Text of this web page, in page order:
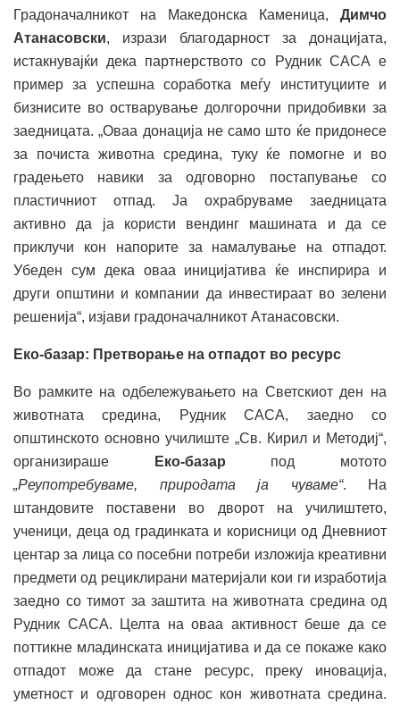
Градоначалникот на Македонска Каменица, Димчо
Атанасовски, изрази благодарност за донацијата,
истакнувајќи дека партнерството со Рудник САСА е
пример за успешна соработка меѓу институциите и
бизнисите во остварување долгорочни придобивки за
заедницата. „Оваа донација не само што ќе придонесе
за почиста животна средина, туку ќе помогне и во
градењето навики за одговорно постапување со
пластичниот отпад. Ја охрабруваме заедницата
активно да ја користи вендинг машината и да се
приклучи кон напорите за намалување на отпадот.
Убеден сум дека оваа иницијатива ќе инспирира и
други општини и компании да инвестираат во зелени
решенија“, изјави градоначалникот Атанасовски.
Еко-базар: Претворање на отпадот во ресурс
Во рамките на одбележувањето на Светскиот ден на
животната средина, Рудник САСА, заедно со
општинското основно училиште „Св. Кирил и Методиј“,
организираше
Еко-базар под мотото
„Реупотребуваме, природата ја чуваме“. На
штандовите поставени во дворот на училиштето,
ученици, деца од градинката и корисници од Дневниот
центар за лица со посебни потреби изложија креативни
предмети од рециклирани материјали кои ги изработија
заедно со тимот за заштита на животната средина од
Рудник САСА. Целта на оваа активност беше да се
поттикне младинската иницијатива и да се покаже како
отпадот може да стане ресурс, преку иновација,
уметност и одговорен однос кон животната средина.